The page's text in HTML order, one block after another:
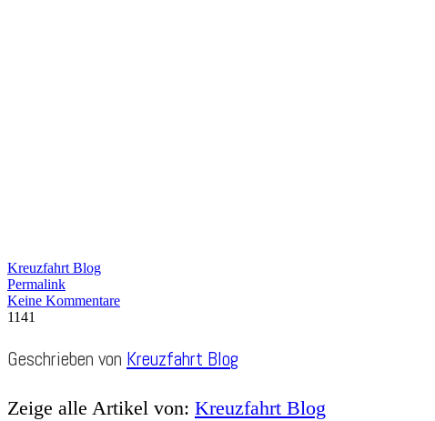
Kreuzfahrt Blog
Permalink
Keine Kommentare
1141
Geschrieben von Kreuzfahrt Blog
Zeige alle Artikel von: Kreuzfahrt Blog